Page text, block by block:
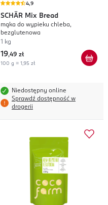
4,9
SCHÄR Mix Bread
mąka do wypieku chleba,
bezglutenowa
1 kg
19,49 zł
100 g = 1,95 zł
Niedostępny online
Sprawdź dostępność w
drogerii